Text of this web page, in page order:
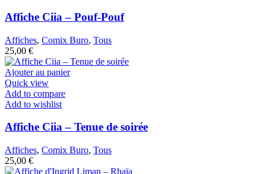
Affiche Ciia – Pouf-Pouf
Affiches, Comix Buro, Tous
25,00 €
Ajouter au panier
Quick view
Add to compare
Add to wishlist
Affiche Ciia – Tenue de soirée
Affiches, Comix Buro, Tous
25,00 €